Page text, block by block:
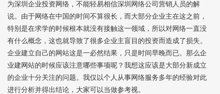
为深圳企业投资网络，不能轻易相信深圳网络公司营销人员的解
说。由于网络在中国的时间不算很长，而大部分企业主在这之前，
特别是在求学的时候根本就没有接触这一领域，所以对网络一直没
有什么概念，这也就导致了很多企业主盲目的投资而造成了损失。
企业建立自己的网站这是一必然结果，只是时间早晚而已。那么企
业建网站的时候应该注意哪些事项呢？我想这应该是大部分新成立
的企业十分关注的问题。我仅以个人从事网络服务多年的经验对此
进行分析并得出结论，大家可以当做参考视。